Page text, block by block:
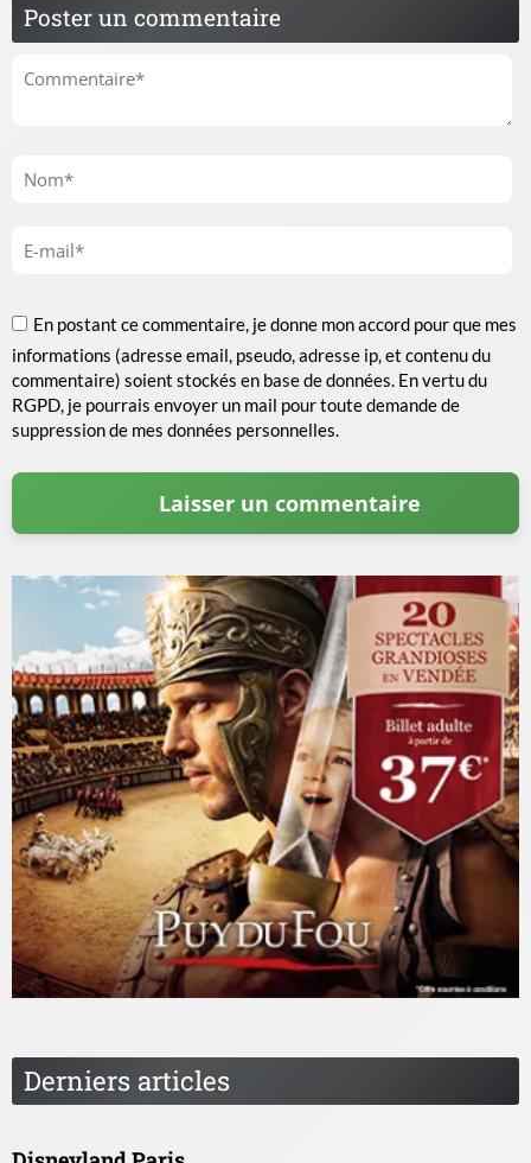
Poster un commentaire
En postant ce commentaire, je donne mon accord pour que mes
informations (adresse email, pseudo, adresse ip, et contenu du
commentaire) soient stockés en base de données. En vertu du
RGPD, je pourrais envoyer un mail pour toute demande de
suppression de mes données personnelles.
Derniers articles